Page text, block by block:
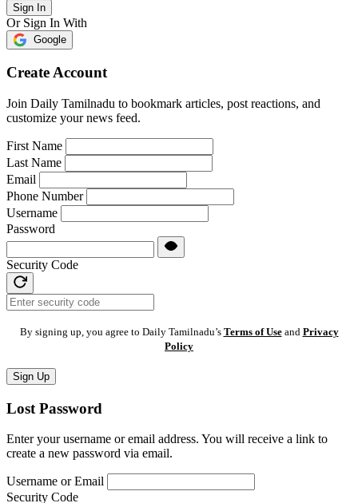
Sign In
Or Sign In With
Google
Create Account
Join Daily Tamilnadu to bookmark articles, post reactions, and
customize your news feed.
First Name
Last Name
Email
Phone Number
Username
Password
Security Code
By signing up, you agree to Daily Tamilnadu’s Terms of Useand Privacy
Policy
Sign Up
Lost Password
Enter your username or email address. You will receive a link to
create a new password via email.
Username or Email
Security Code